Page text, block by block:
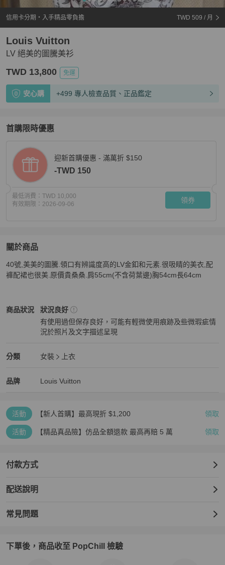
信用卡分期・入手精品零負擔 TWD 509 / 月
LV 絕美的圖騰美衫
Louis Vuitton
TWD 13,800 免運
安心購 +499 專人檢查品質、正品鑑定
首購限時優惠
迎新首購優惠 - 滿萬折 $150
-TWD 150
最低消費： TWD 10,000
有效期限： 2026-09-06 領券
關於商品
關於LV 絕美的圖騰美衫商品詳情與購買須知
40號,美美的圖騰.領口有辨識度高的LV金釦和元素.很吸睛的美衣,配
褲配裙也很美.原價貴桑桑.肩55cm(不含荷葉邊)胸54cm長64cm
商品狀況
Louis Vuitton女裝商品狀態與細節
狀況良好
有使用過但保存良好，可能有輕微使用痕跡及些微瑕疵情
況於照片及文字描述呈現
分類
Louis Vuitton女裝 分類資訊
女裝
上衣
品牌
Louis Vuitton精品女裝品牌介紹
Louis Vuitton
Louis Vuitton推薦清單
活動 【新人首購】最高現折 $1,200 領取
活動 【精品真品險】仿品全額退款 最高再賠 5 萬 領取
付款方式
配送說明
常見問題
下單後，商品收至 PopChill 檢驗